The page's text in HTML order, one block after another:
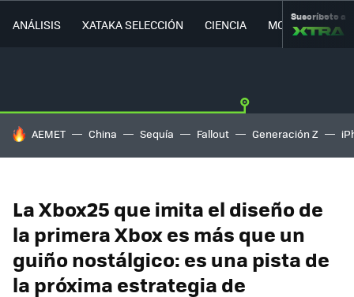
ANÁLISIS XATAKA SELECCIÓN CIENCIA MOVILIDAD
Suscríbete a
HOY SE HABLA DE
AEMET China Sequía Fallout Generación Z
La Xbox25 que imita el diseño de
la primera Xbox es más que un
guiño nostálgico: es una pista de
la próxima estrategia de